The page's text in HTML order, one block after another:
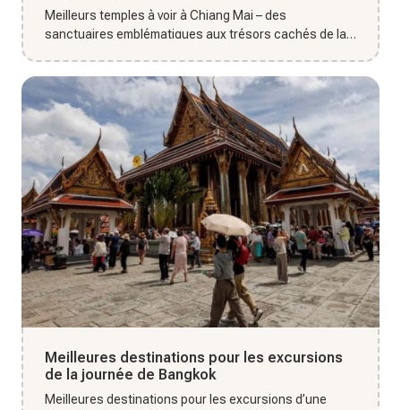
Meilleurs temples à voir à Chiang Mai – des
sanctuaires emblématiques aux trésors cachés de la
Meilleures destinations pour les excursions
de la journée de Bangkok
Meilleures destinations pour les excursions d’une